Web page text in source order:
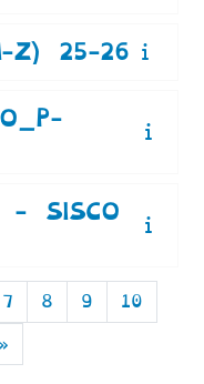
Z) 25-26
- SISCO
6
7 Pagina 7
8 Pagina 8
9 Pagina 9
10
67
»Pagina successiva